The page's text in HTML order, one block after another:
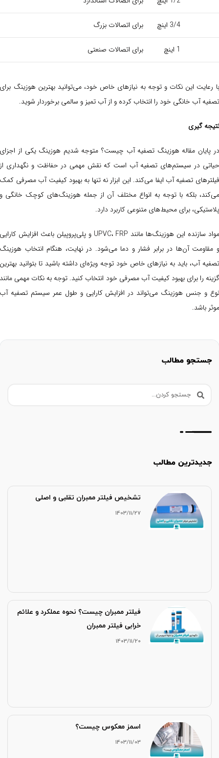
3/4 اینچ برای اتصالات بزرگ
1 اینچ برای اتصالات صنعتی
با رعایت این نکات و توجه به نیازهای خاص خود، می‌توانید بهترین هوزینگ برای
تصفیه آب خانگی خود را انتخاب کرده و از آب تمیز و سالمی برخوردار شوید.
نتیجه گیری
در پایان مقاله هوزینگ تصفیه آب چیست؟ متوجه شدیم هوزینگ یکی از اجزای
حیاتی در سیستم‌های تصفیه آب است که نقش مهمی در حفاظت و نگهداری از
فیلترهای تصفیه آب ایفا می‌کند. این ابزار نه تنها به بهبود کیفیت آب مصرفی کمک
می‌کند، بلکه با توجه به انواع مختلف آن از جمله هوزینگ‌های کوچک خانگی و
پلاستیکی، برای محیط‌های متنوعی کاربرد دارد.
مواد سازنده این هوزینگ‌ها مانند UPVC، FRP و پلی‌پروپیلن باعث افزایش کارایی
و مقاومت آن‌ها در برابر فشار و دما می‌شود. در نهایت، هنگام انتخاب هوزینگ
تصفیه آب، باید به نیازهای خاص خود توجه ویژه‌ای داشته باشید تا بتوانید بهترین
گزینه را برای بهبود کیفیت آب مصرفی خود انتخاب کنید. توجه به نکات مهمی مانند
نوع و جنس هوزینگ می‌تواند در افزایش کارایی و طول عمر سیستم تصفیه آب
موثر باشد.
جستجو مطالب
جدیدترین مطالب
تشخیص فیلتر ممبران تقلبی و اصلی
1403/11/27
فیلتر ممبران چیست؟ نحوه عملکرد و علائم
خرابی فیلتر ممبران
1403/11/20
اسمز معکوس چیست؟
1403/11/03